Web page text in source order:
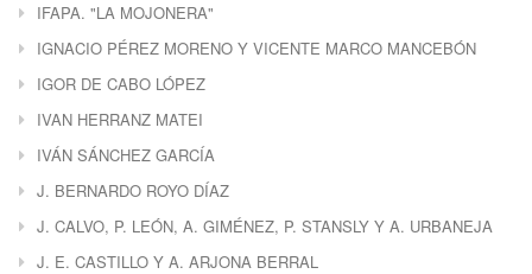
IFAPA. "LA MOJONERA"
IGNACIO PÉREZ MORENO Y VICENTE MARCO MANCEBÓN
IGOR DE CABO LÓPEZ
IVAN HERRANZ MATEI
IVÁN SÁNCHEZ GARCÍA
J. BERNARDO ROYO DÍAZ
J. CALVO, P. LEÓN, A. GIMÉNEZ, P. STANSLY Y A. URBANEJA
J. E. CASTILLO Y A. ARJONA BERRAL